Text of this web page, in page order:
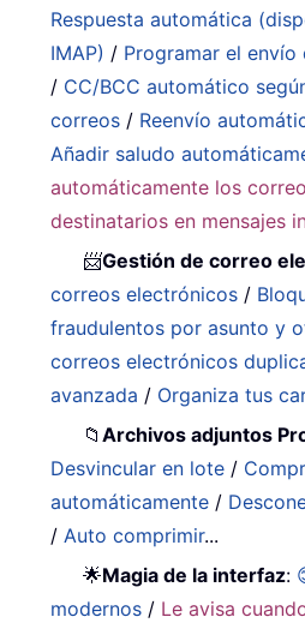
Respuesta automática
IMAP) / Programar el
/ CC/BCC automático
correos / Reenvío
Añadir saludo
automáticamente los
destinatarios en mensajes
📨Gestión de correo
correos electrónicos /
fraudulentos por asunto y
correos electrónicos
avanzada / Organiza tus
📁Archivos adjuntos
Desvincular en lote /
automáticamente /
/Auto comprimir...
🌟Magia de la interfaz:
modernos / Le avisa